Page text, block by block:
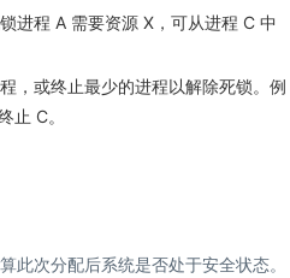
进程 A 需要资源 X，可从进程 C 中
，或终止最少的进程以解除死锁。例
止 C。
此次分配后系统是否处于安全状态。